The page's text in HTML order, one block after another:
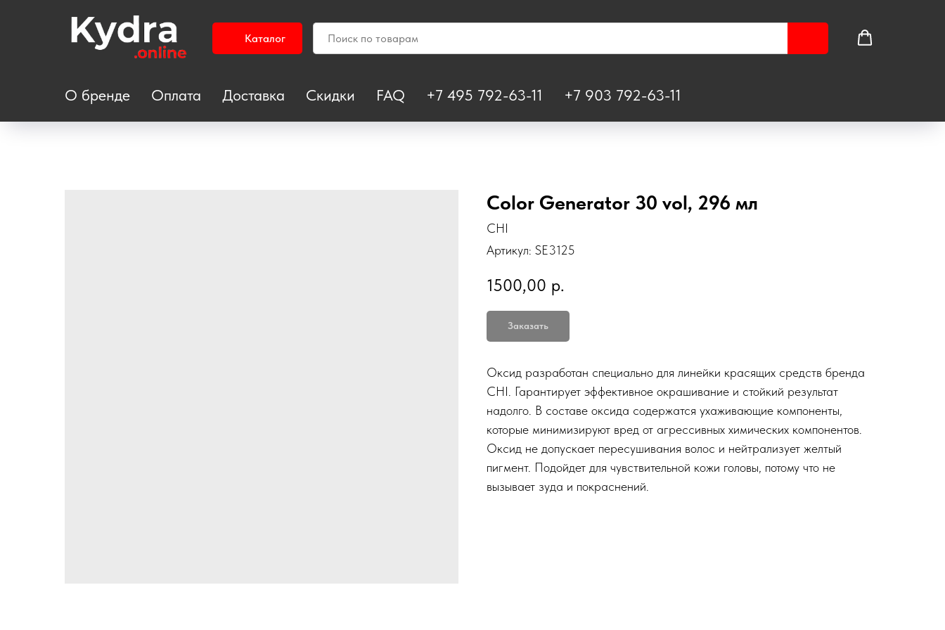
Каталог
О бренде Оплата Доставка Скидки FAQ +7 495 792-63-11 +7 903 792-63-11
Color Generator 30 vol, 296 мл
CHI
Артикул: SE3125
1500,00 р.
Заказать
Оксид разработан специально для линейки красящих средств бренда
CHI. Гарантирует эффективное окрашивание и стойкий результат
надолго. В составе оксида содержатся ухаживающие компоненты,
которые минимизируют вред от агрессивных химических компонентов.
Оксид не допускает пересушивания волос и нейтрализует желтый
пигмент. Подойдет для чувствительной кожи головы, потому что не
вызывает зуда и покраснений.